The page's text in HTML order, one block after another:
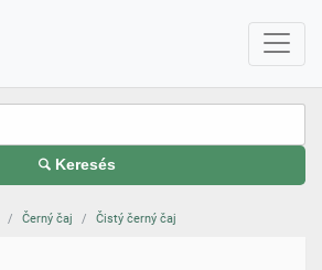
Keresés
Černý čaj Čistý černý čaj